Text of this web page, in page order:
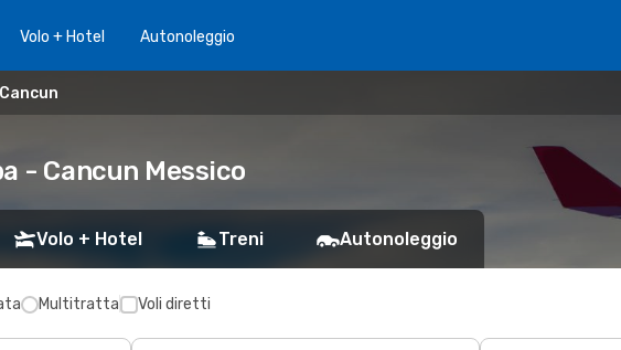
Volo + Hotel Autonoleggio
- Cancun Messico
Volo + Hotel Treni Autonoleggio
Multitratta Voli diretti